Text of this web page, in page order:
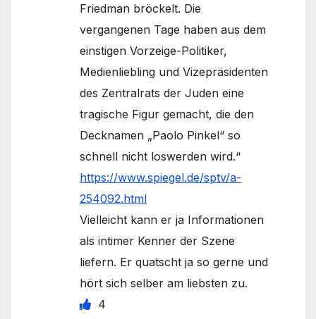
Friedman bröckelt. Die
vergangenen Tage haben aus dem
einstigen Vorzeige-Politiker,
Medienliebling und Vizepräsidenten
des Zentralrats der Juden eine
tragische Figur gemacht, die den
Decknamen „Paolo Pinkel“ so
schnell nicht loswerden wird.“
https://www.spiegel.de/sptv/a-
254092.html
Vielleicht kann er ja Informationen
als intimer Kenner der Szene
liefern. Er quatscht ja so gerne und
hört sich selber am liebsten zu.
4